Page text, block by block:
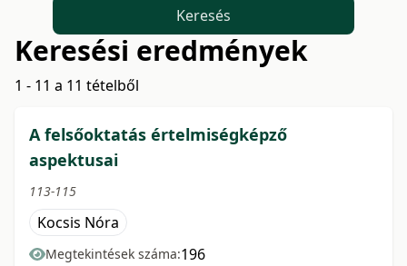
Keresés
Keresési eredmények
1 - 11 a 11 tételből
A felsőoktatás értelmiségképző
aspektusai
113-115
Kocsis Nóra
Megtekintések száma:196